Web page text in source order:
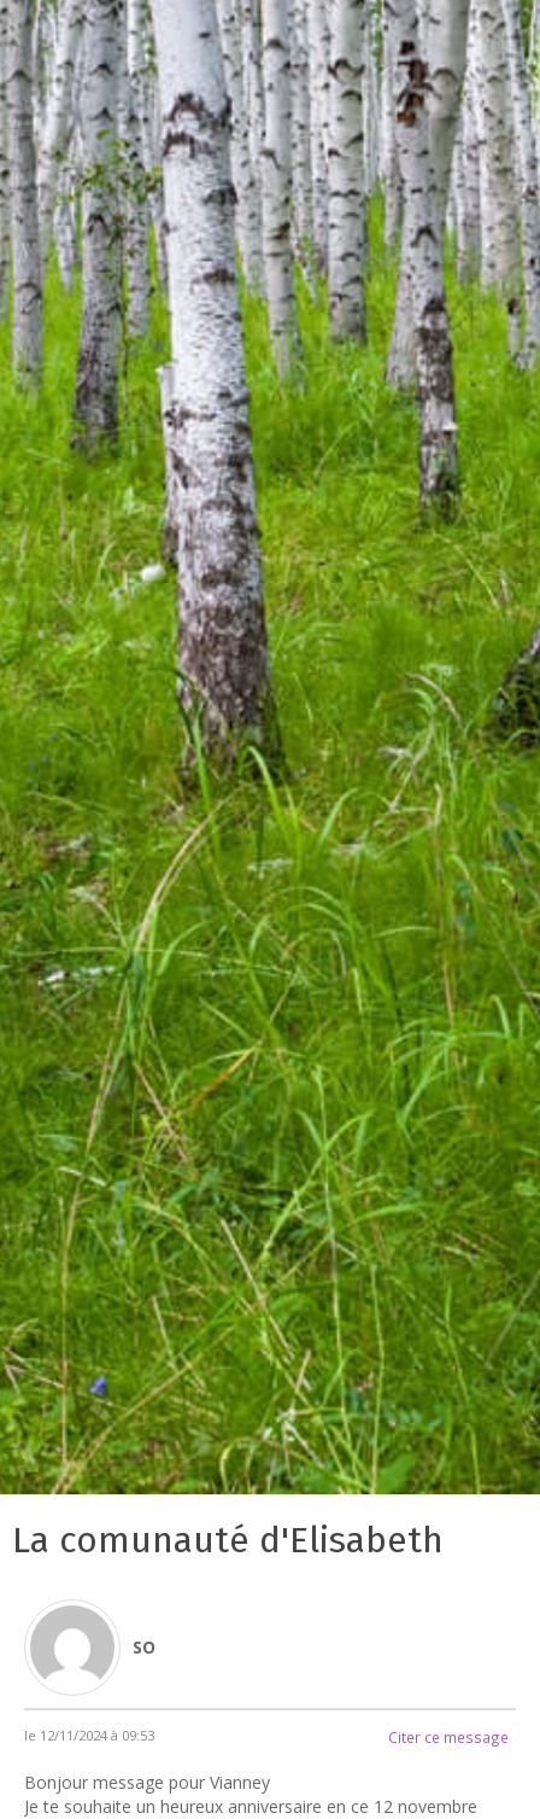
La comunauté d'Elisabeth
SO
le 12/11/2024 à 09:53 Citer ce message
Bonjour message pour Vianney
Je te souhaite un heureux anniversaire en ce 12 novembre